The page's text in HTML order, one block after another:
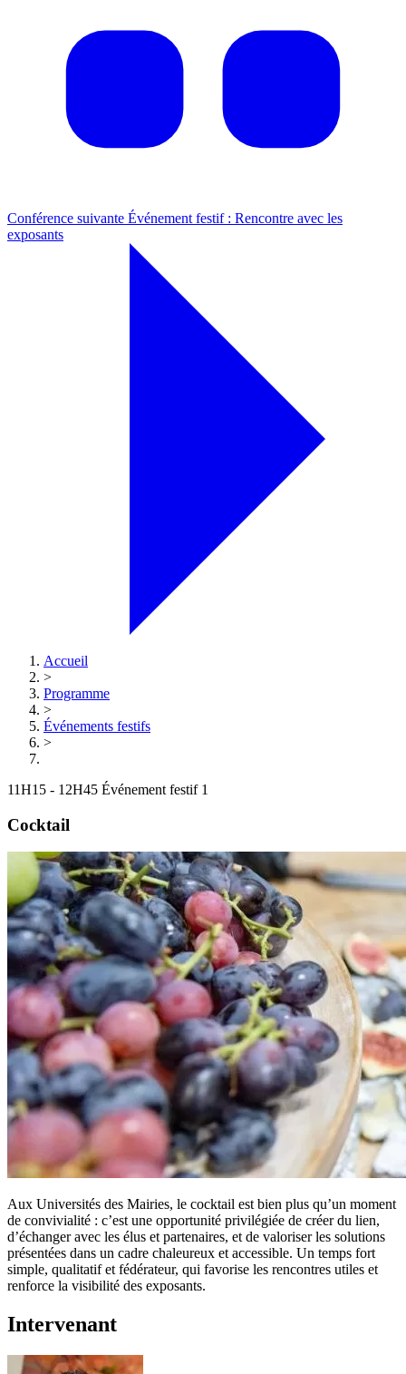
Conférence suivante Événement festif : Rencontre avec les
exposants
Accueil
>
Programme
>
Événements festifs
>
11H15 - 12H45 Événement festif 1
Cocktail
Aux Universités des Mairies, le cocktail est bien plus qu’un moment
de convivialité : c’est une opportunité privilégiée de créer du lien,
d’échanger avec les élus et partenaires, et de valoriser les solutions
présentées dans un cadre chaleureux et accessible. Un temps fort
simple, qualitatif et fédérateur, qui favorise les rencontres utiles et
renforce la visibilité des exposants.
Intervenant